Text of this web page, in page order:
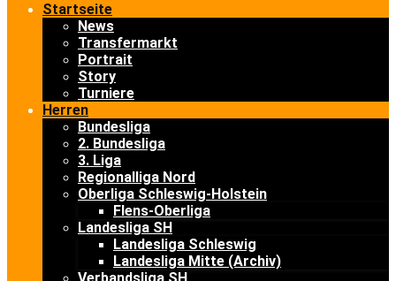
Startseite
News
Transfermarkt
Portrait
Story
Turniere
Herren
Bundesliga
2. Bundesliga
3. Liga
Regionalliga Nord
Oberliga Schleswig-Holstein
Flens-Oberliga
Landesliga SH
Landesliga Schleswig
Landesliga Mitte (Archiv)